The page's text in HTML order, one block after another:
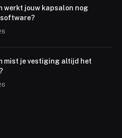
werkt jouw kapsalon nog
mist je vestiging altijd het